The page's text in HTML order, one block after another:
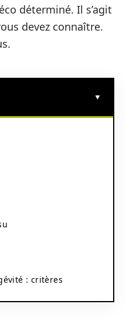
déterminé. Il s’agit
devez connaître.
: critères